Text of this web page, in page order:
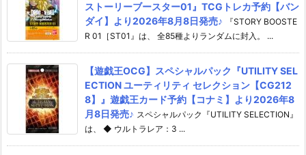
ストーリーブースター01』TCGトレカ予約【バン
ダイ】より2026年8月8日発売♪
『STORY BOOSTE
R 01［ST01』は、 全85種よりランダムに封入。 ...
【遊戯王OCG】スペシャルパック『UTILITY SEL
ECTION ユーティリティ セレクション【CG212
8】』遊戯王カード予約【コナミ】より2026年8
月8日発売♪ スペシャルパック『UTILITY SELECTION』
は、 ◆ ウルトラレア：3 ...